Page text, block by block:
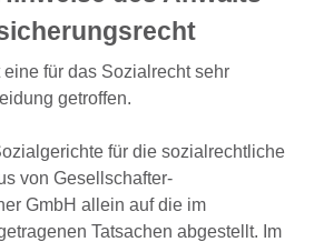
für das Sozialrecht sehr
getroffen.
für die sozialrechtliche
von Gesellschafter-
GmbH allein auf die im
Tatsachen abgestellt. Im